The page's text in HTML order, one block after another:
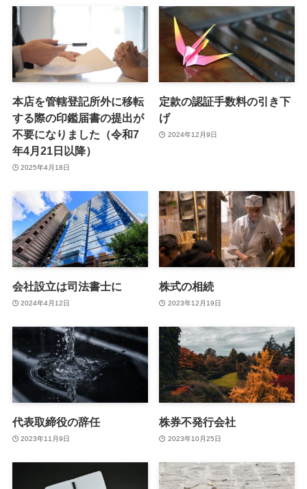
本店を管轄登記所外に移転
する際の印鑑届書の提出が
不要になりました（令和7
年4月21日以降）
2025年4月18日
定款の認証手数料の引き下
げ
2024年12月9日
会社設立は司法書士に
2024年4月12日
株式の相続
2023年12月19日
代表取締役の辞任
2023年11月9日
株券不発行会社
2023年10月25日